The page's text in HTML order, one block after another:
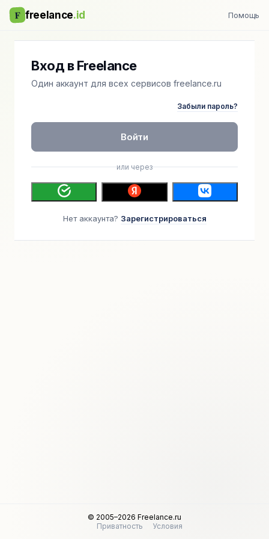
F freelance.id Помощь
Вход в Freelance
Один аккаунт для всех сервисов freelance.ru
Забыли пароль?
Войти
или через
Нет аккаунта? Зарегистрироваться
© 2005–2026 Freelance.ru
Приватность
Условия